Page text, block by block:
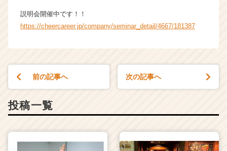
活
サ
ト
ャ
ア
h
説明会開催中です！！
https://cheercareer.jp/company/seminar_detail/4667/181387
前の記事へ 次の記事へ
投稿一覧